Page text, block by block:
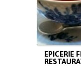
EPICERIE